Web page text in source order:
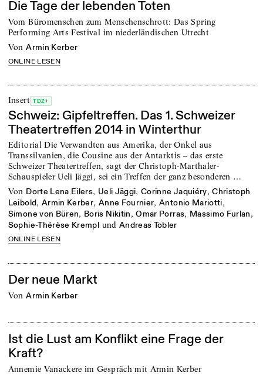
Die Tage der lebenden Toten
Vom Büromenschen zum Menschenschrott: Das Spring
Performing Arts Festival im niederländischen Utrecht
von Armin Kerber
ONLINE LESEN
Insert TDZ+
Schweiz: Gipfeltreffen. Das 1. Schweizer
Theatertreffen 2014 in Winterthur
Editorial Die Verwandten aus Amerika, der Onkel aus
Transsilvanien, die Cousine aus der Antarktis – das erste
Schweizer Theatertreffen, sagt der Christoph-Marthaler-
Schauspieler Ueli Jäggi, sei ein Treffen der ganz besonderen …
von Dorte Lena Eilers, Ueli Jäggi,Corinne Jaquiéry,Christoph
Leibold, Armin Kerber, Anne Fournier,Antonio Mariotti,
Simone von Büren, Boris Nikitin,Omar Porras, Massimo Furlan,
Sophie-Thérèse Krempl und Andreas Tobler
ONLINE LESEN
Der neue Markt
von Armin Kerber
Ist die Lust am Konflikt eine Frage der
Kraft?
Annemie Vanackere im Gespräch mit Armin Kerber